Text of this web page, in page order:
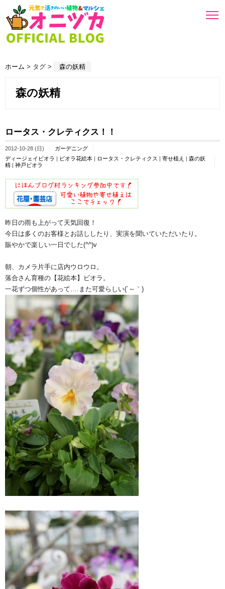
ホーム > タグ > 森の妖精
森の妖精
ロータス・クレティクス！！
2012-10-28 (日)
ガーデニング
ディージェイビオラ | ビオラ花絵本 | ロータス・クレティクス | 寄せ植え | 森の妖
精 | 神戸ビオラ
昨日の雨も上がって天気回復！
今日は多くのお客様とお話ししたり、実演を聞いていただいたり。
賑やかで楽しい一日でした(^^)v
朝、カメラ片手に店内ウロウロ。
落合さん育種の【花絵本】ビオラ。
一花ずつ個性があって….また可愛らしい(´～｀)